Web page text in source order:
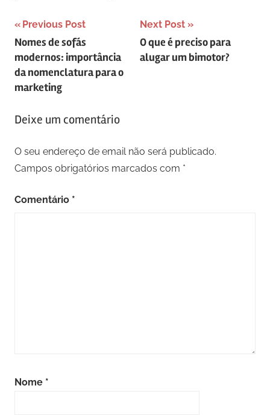
Navegação
de
artigos
Previous Post
Nomes de sofás
modernos: importância
da nomenclatura para o
marketing
Next Post
O que é preciso para
alugar um bimotor?
Deixe um comentário
O seu endereço de email não será publicado.
Campos obrigatórios marcados com *
Comentário *
Nome *